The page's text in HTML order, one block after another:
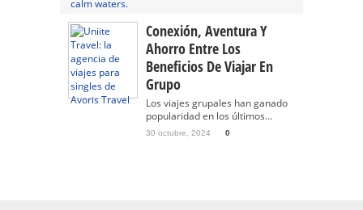
Conexión, Aventura Y
Ahorro Entre Los
Beneficios De Viajar En
Grupo
Los viajes grupales han ganado
popularidad en los últimos...
30 octubre, 2024 0